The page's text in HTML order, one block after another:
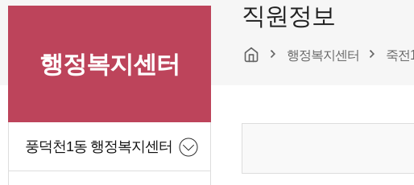
구행정복지센터
풍덕천1동 행정복지센터
직원정보
행정복지센터 죽전